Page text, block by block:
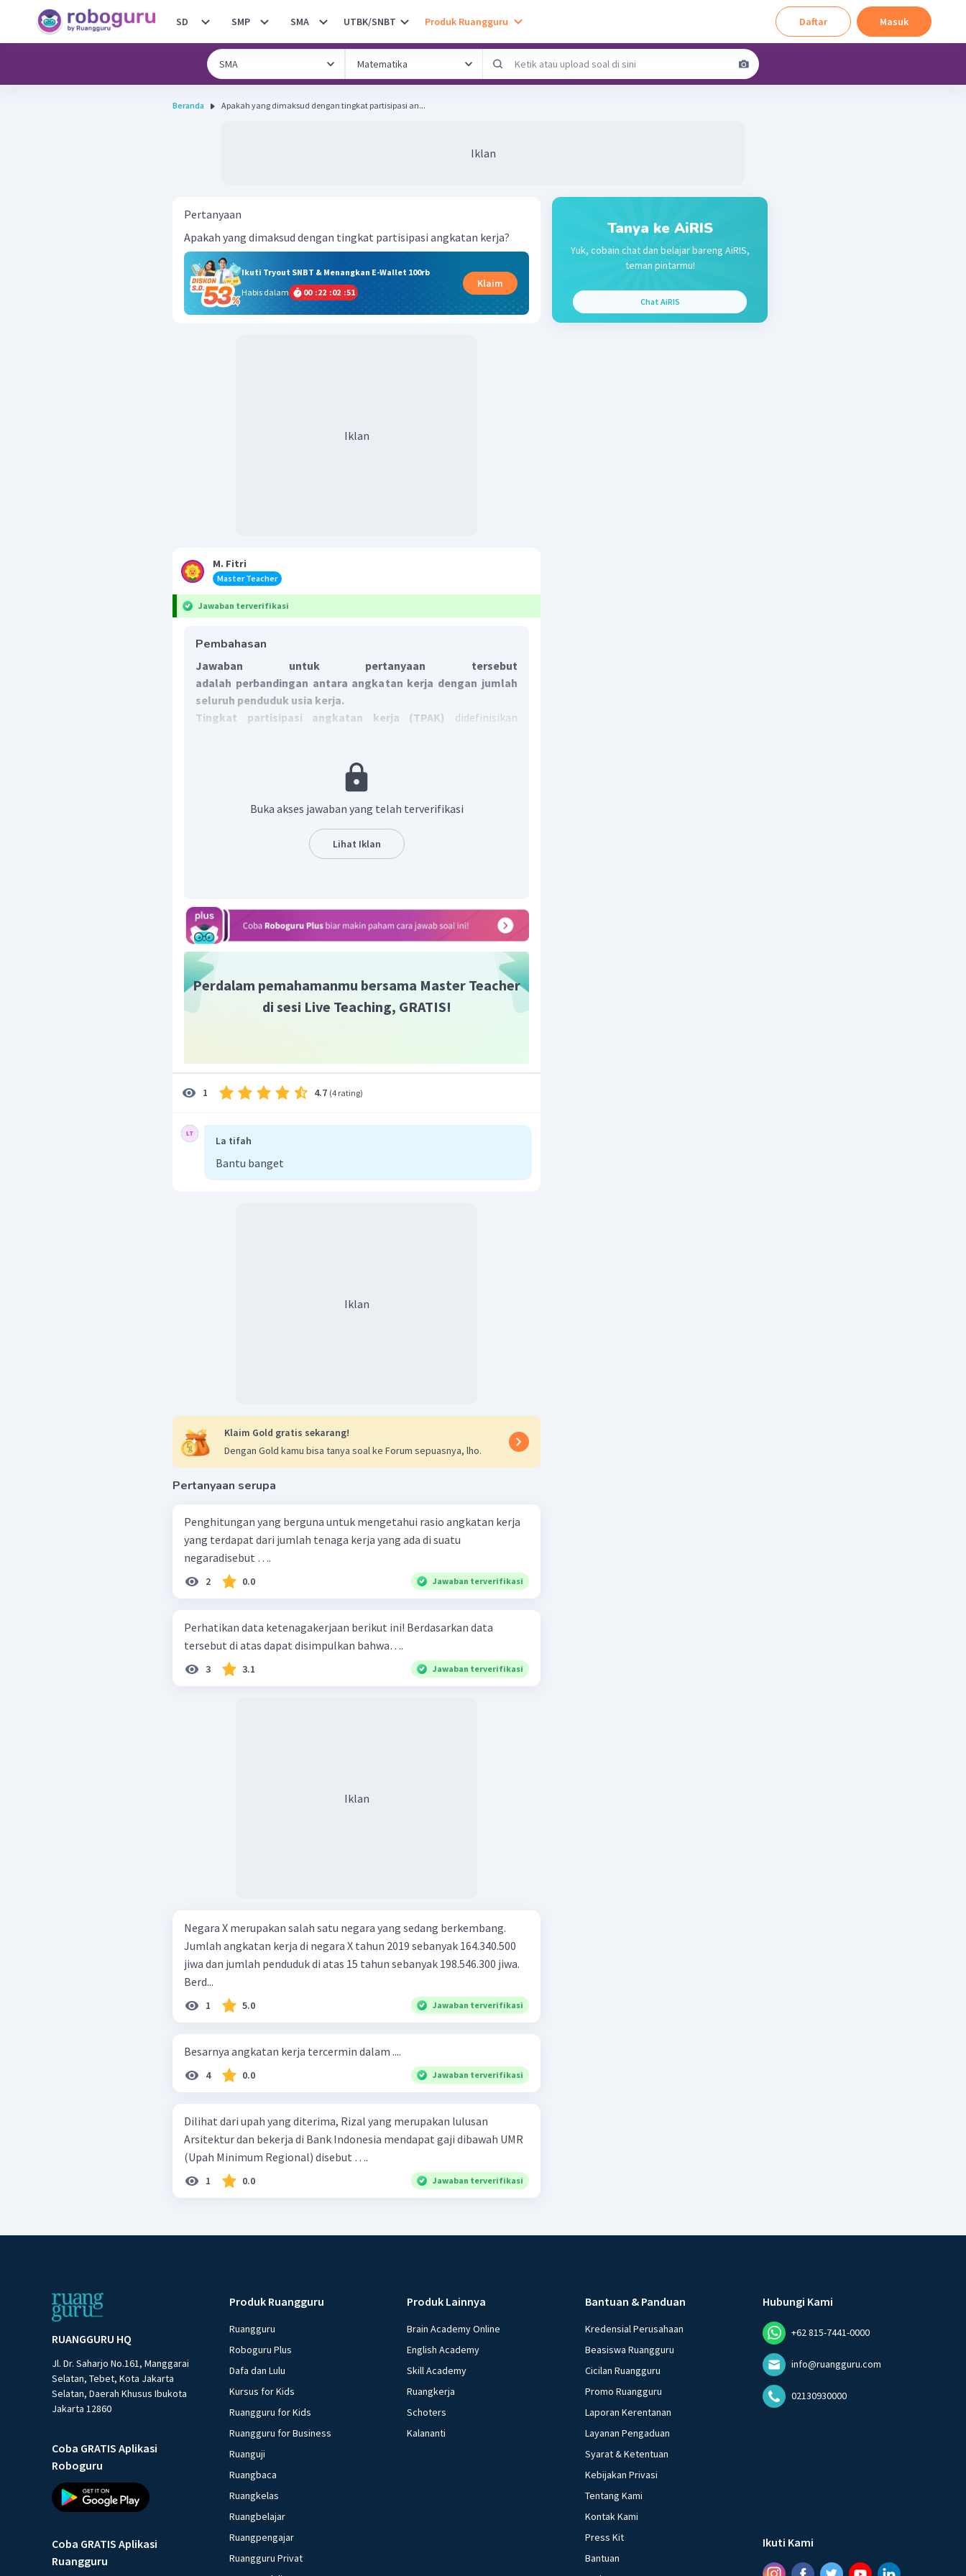
SD SMP SMA UTBK/SNBT Produk Ruangguru Daftar Masuk
Beranda Apakah yang dimaksud dengan tingkat partisipasi an...
Iklan
Pertanyaan
Apakah yang dimaksud dengan tingkat partisipasi angkatan kerja?
Ikuti Tryout SNBT & Menangkan E-Wallet 100rb
Habis dalam
00 :22 :02 :50
Klaim
Iklan
M. Fitri
Master Teacher
Jawaban terverifikasi
Pembahasan
Jawaban untuk pertanyaan tersebut
adalah perbandingan antara angkatan kerja dengan jumlah
seluruh penduduk usia kerja.
Tingkat partisipasi angkatan kerja (TPAK)
didefinisikan
persentase penduduk usia kerja yang aktif secara ekonomi
disuatu negara/wilayah. Semakin tinggi TPAK menunjukkan
bahwa semakin tinggi pula pasokan tenaga kerja (labour supply
Buka akses jawaban yang telah terverifikasi
Lihat Iklan
Perdalam pemahamanmu bersama Master Teacher
di sesi Live Teaching, GRATIS!
1 4.7 (4 rating)
La tifah
Bantu banget
Iklan
Klaim Gold gratis sekarang!
Dengan Gold kamu bisa tanya soal ke Forum sepuasnya, lho.
Pertanyaan serupa
Penghitungan yang berguna untuk mengetahui rasio angkatan kerja
yang terdapat dari jumlah tenaga kerja yang ada di suatu
negaradisebut ….
2 0.0 Jawaban terverifikasi
Perhatikan data ketenagakerjaan berikut ini! Berdasarkan data
tersebut di atas dapat disimpulkan bahwa….
3 3.1 Jawaban terverifikasi
Iklan
Negara X merupakan salah satu negara yang sedang berkembang.
Jumlah angkatan kerja di negara X tahun 2019 sebanyak 164.340.500
jiwa dan jumlah penduduk di atas 15 tahun sebanyak 198.546.300 jiwa.
Berd...
1 5.0 Jawaban terverifikasi
Besarnya angkatan kerja tercermin dalam ....
4 0.0 Jawaban terverifikasi
Dilihat dari upah yang diterima, Rizal yang merupakan lulusan
Arsitektur dan bekerja di Bank Indonesia mendapat gaji dibawah UMR
(Upah Minimum Regional) disebut ….
1 0.0 Jawaban terverifikasi
Tanya ke AiRIS
Yuk, cobain chat dan belajar bareng AiRIS,
teman pintarmu!
Chat AiRIS
RUANGGURU HQ
Jl. Dr. Saharjo No.161, Manggarai
Selatan, Tebet, Kota Jakarta
Selatan, Daerah Khusus Ibukota
Jakarta 12860
Coba GRATIS Aplikasi
Roboguru
Coba GRATIS Aplikasi
Ruangguru
Produk Ruangguru
Ruangguru
Roboguru Plus
Dafa dan Lulu
Kursus for Kids
Ruangguru for Kids
Ruangguru for Business
Ruanguji
Ruangbaca
Ruangkelas
Ruangbelajar
Ruangpengajar
Ruangguru Privat
Produk Lainnya
Brain Academy Online
English Academy
Skill Academy
Ruangkerja
Schoters
Kalananti
Bantuan & Panduan
Kredensial Perusahaan
Beasiswa Ruangguru
Cicilan Ruangguru
Promo Ruangguru
Laporan Kerentanan
Layanan Pengaduan
Syarat & Ketentuan
Kebijakan Privasi
Tentang Kami
Kontak Kami
Press Kit
Bantuan
Hubungi Kami
+62 815-7441-0000
info@ruangguru.com
02130930000
Ikuti Kami